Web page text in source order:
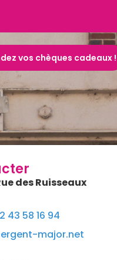
vos chèques cadeaux !
des Ruisseaux
43 58 16 94
major.net